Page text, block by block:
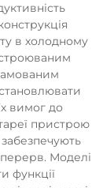
в холодному
вимог до
пристрою
Моделі
функції